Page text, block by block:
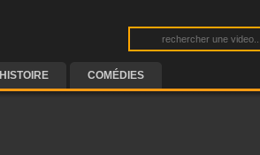
HISTOIRE COMÉDIES